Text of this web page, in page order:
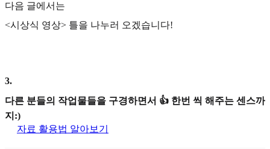
다음 글에서는
<시상식 영상> 틀을 나누러 오겠습니다!
3.
다른 분들의 작업물들을 구경하면서 👍 한번 씩 해주는 센스까
지:)
자료 활용법 알아보기